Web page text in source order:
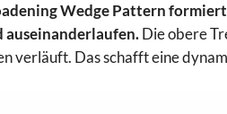
Wedge Pattern
auseinanderlaufen.Die obere
verläuft. Das schafft eine